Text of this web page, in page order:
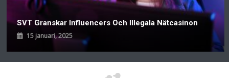
SVT Granskar Influencers Och Illegala Nätcasinon
15 januari, 2025